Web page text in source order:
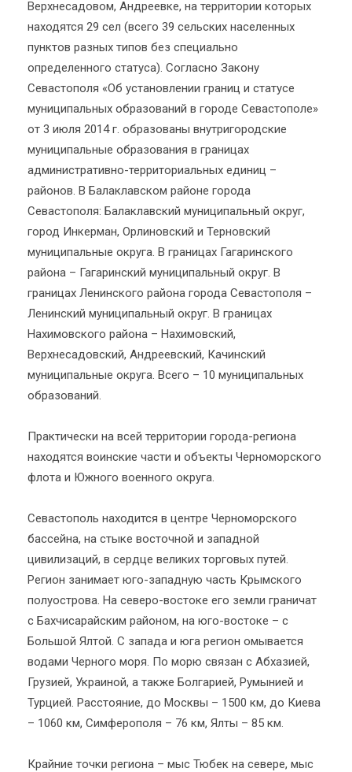
Верхнесадовом, Андреевке, на территории которых
находятся 29 сел (всего 39 сельских населенных
пунктов разных типов без специально
определенного статуса). Согласно Закону
Севастополя «Об установлении границ и статусе
муниципальных образований в городе Севастополе»
от 3 июля 2014 г. образованы внутригородские
муниципальные образования в границах
административно-территориальных единиц –
районов. В Балаклавском районе города
Севастополя: Балаклавский муниципальный округ,
город Инкерман, Орлиновский и Терновский
муниципальные округа. В границах Гагаринского
района – Гагаринский муниципальный округ. В
границах Ленинского района города Севастополя –
Ленинский муниципальный округ. В границах
Нахимовского района – Нахимовский,
Верхнесадовский, Андреевский, Качинский
муниципальные округа. Всего – 10 муниципальных
образований.
Практически на всей территории города-региона
находятся воинские части и объекты Черноморского
флота и Южного военного округа.
Севастополь находится в центре Черноморского
бассейна, на стыке восточной и западной
цивилизаций, в сердце великих торговых путей.
Регион занимает юго-западную часть Крымского
полуострова. На северо-востоке его земли граничат
с Бахчисарайским районом, на юго-востоке – с
Большой Ялтой. С запада и юга регион омывается
водами Черного моря. По морю связан с Абхазией,
Грузией, Украиной, а также Болгарией, Румынией и
Турцией. Расстояние, до Москвы – 1500 км, до Киева
– 1060 км, Симферополя – 76 км, Ялты – 85 км.
Крайние точки региона – мыс Тюбек на севере, мыс